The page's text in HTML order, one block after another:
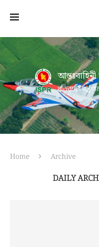
প্রতিরক্ষা
Home Archive
DAILY